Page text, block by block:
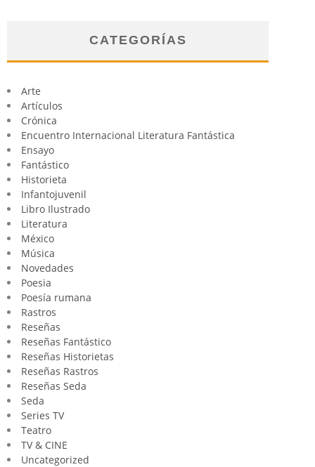
CATEGORÍAS
Arte
Artículos
Crónica
Encuentro Internacional Literatura Fantástica
Ensayo
Fantástico
Historieta
Infantojuvenil
Libro Ilustrado
Literatura
México
Música
Novedades
Poesia
Poesía rumana
Rastros
Reseñas
Reseñas Fantástico
Reseñas Historietas
Reseñas Rastros
Reseñas Seda
Seda
Series TV
Teatro
TV & CINE
Uncategorized